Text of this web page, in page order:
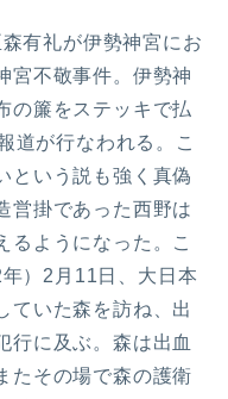
有礼が伊勢神宮にお
宮不敬事件。伊勢神
の簾をステッキで払
道が行なわれる。こ
という説も強く真偽
営掛であった西野は
るようになった。こ
）2月11日、大日本
ていた森を訪ね、出
行に及ぶ。森は出血
たその場で森の護衛